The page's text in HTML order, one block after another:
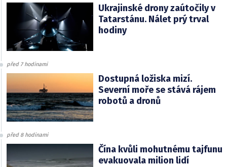
Ukrajinské drony zaútočily v
Tatarstánu. Nálet prý trval
hodiny
před 7 hodinami
Dostupná ložiska mizí.
Severní moře se stává rájem
robotů a dronů
před 8 hodinami
Čína kvůli mohutnému tajfunu
evakuovala milion lidí